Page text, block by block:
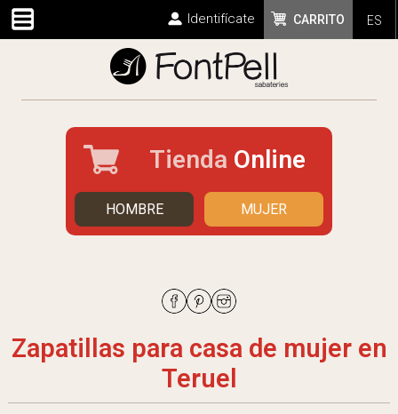
ES
CARRITO
Identifícate
Tienda Online
HOMBRE MUJER
Zapatillas para casa de mujer en
Teruel